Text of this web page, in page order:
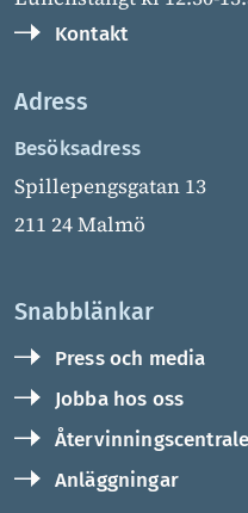
Kontakt
Adress
Besöksadress
Spillepengsgatan 13
211 24 Malmö
Snabblänkar
Press och media
Jobba hos oss
Anläggningar